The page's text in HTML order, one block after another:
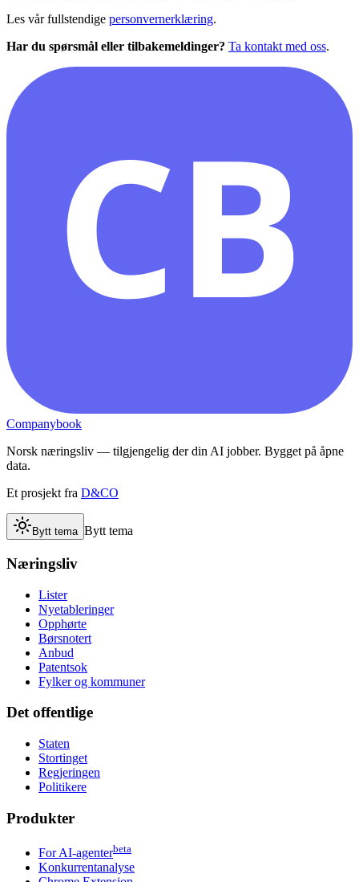
Les vår fullstendige personvernerklæring.
Har du spørsmål eller tilbakemeldinger? Ta kontakt med oss.
CB
Companybook
Norsk næringsliv — tilgjengelig der din AI jobber. Bygget på åpne
data.
Et prosjekt fra D&CO
Bytt tema Bytt tema
Næringsliv
Lister
Nyetableringer
Opphørte
Børsnotert
Anbud
Patentsok
Fylker og kommuner
Det offentlige
Staten
Stortinget
Regjeringen
Politikere
Produkter
For AI-agenterbeta
Konkurrentanalyse